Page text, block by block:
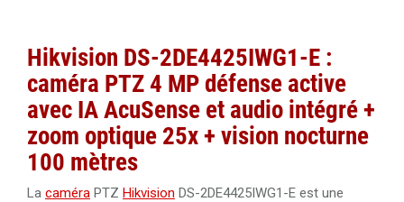
Hikvision 1662ZJ support plafond pour caméra PTZ DS-
2DE4xx5IW-DE
Câble RJ45 droit Cat.6 blindé F/UTP 50 mètres
Câble RJ45 droit Cat.6 blindé LSOH F/UTP 40 mètres
Hikvision DS-2DE4425IWG1-E :
caméra PTZ 4 MP défense active
avec IA AcuSense et audio intégré +
zoom optique 25x + vision nocturne
100 mètres
La caméra PTZ Hikvision DS-2DE4425IWG1-E est une